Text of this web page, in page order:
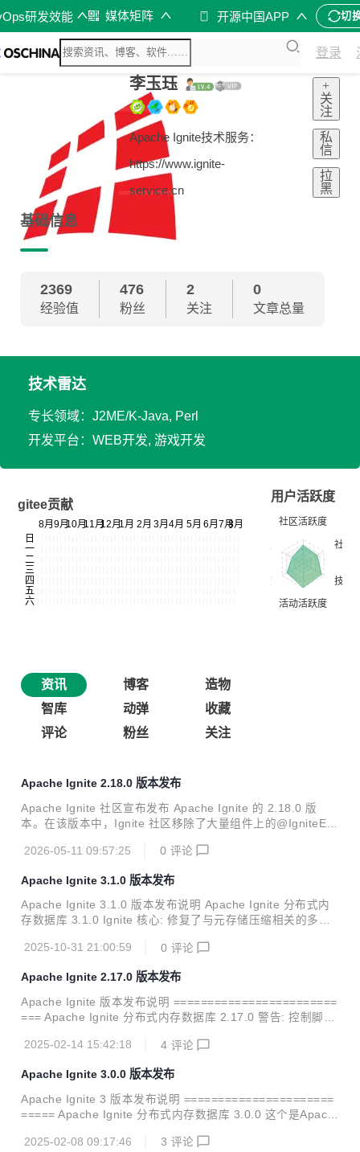
研发效能 媒体矩阵 开源中国APP 切
登录
李玉珏
Apache Ignite技术服务：
https://www.ignite-
service.cn
+
关
注
私
信
拉
黑
基础信息
2369
经验值
476
粉丝
2
关注
0
文章总量
技术雷达
专长领域：J2ME/K-Java, Perl
开发平台：WEB开发, 游戏开发
gitee贡献
用户活跃度
资讯 博客
造物
智库
动弹
收藏
评论
粉丝 关注
Apache Ignite 2.18.0 版本发布
Apache Ignite 社区宣布发布 Apache Ignite 的 2.18.0 版
本。在该版本中，Ignite 社区移除了大量组件上的@IgniteExp
的改进，下面将介绍可以期待的主要亮点。 支持为每个数据区
下方式配置单个根文件夹来存储持久化数据： DataStorageC
onfiguration#setStoragePath 如果某服务器有多个存储设
备，就无法全部使用，除非配置符号链接和移动文件等复杂操
作。现在可以为每个数据区配置独立的存储路径。 n...
2026-05-11 09:57:25 0 评论
Apache Ignite 3.1.0 版本发布
Apache Ignite 3.1.0 版本发布说明 Apache Ignite 分布式内
存数据库 3.1.0 Ignite 核心: 修复了与元存储压缩相关的多个
修复了数据流处理器中的死锁问题。 修复了与 B+ 树相关的多
复制已被废弃，当前实现为基于分布区的复制。 新增了大量兼
容性测试。 修复了在插入具有特定负载大小的数据条目时，ai
mem 和 aipersist 存储引擎中的数据损坏问题。 新增了大量
示例代码。 大量与日志记录相关的更改。 修复了支持接收器
元组的数据流处理器。 新增...
2025-10-31 21:00:59 0 评论
Apache Ignite 2.17.0 版本发布
Apache Ignite 版本发布说明 ========================
=== Apache Ignite 分布式内存数据库 2.17.0 警告: 控制脚本
onfiguration进行配置），通过Binary-REST协议进行连接 (通
被删除； Ignite的源代码升级到Java 11； 删除了SecurityCo
ntext中的已废弃的认证方法； 删除了TcpCommunicationSpi
中已废弃的共享内存端口配置。 Ignite...
2025-02-14 15:42:18 4 评论
Apache Ignite 3.0.0 版本发布
Apache Ignite 3 版本发布说明 ======================
===== Apache Ignite 分布式内存数据库 3.0.0 这个是Apach
代码已经完全重写，基于最新技术，从头开始设计，以应对现
2025-02-08 09:17:46 3 评论